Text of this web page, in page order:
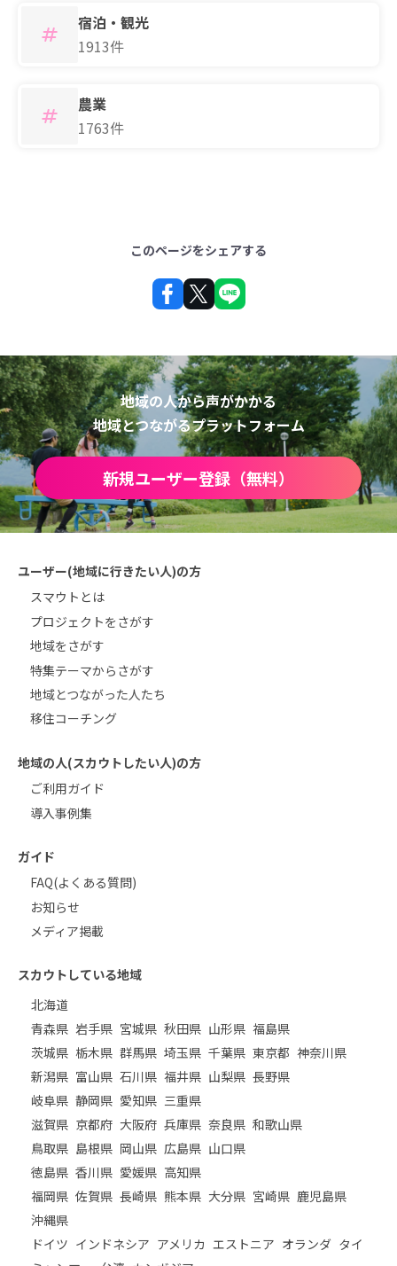
宿泊・観光
1913件
農業
1763件
このページをシェアする
地域の人から声がかかる
地域とつながるプラットフォーム
新規ユーザー登録（無料）
ユーザー(地域に行きたい人)の方
スマウトとは
プロジェクトをさがす
地域をさがす
特集テーマからさがす
地域とつながった人たち
移住コーチング
地域の人(スカウトしたい人)の方
ご利用ガイド
導入事例集
ガイド
FAQ(よくある質問)
お知らせ
メディア掲載
スカウトしている地域
北海道
青森県 岩手県 宮城県 秋田県 山形県 福島県
茨城県 栃木県 群馬県 埼玉県 千葉県 東京都 神奈川県
新潟県 富山県 石川県 福井県 山梨県 長野県
岐阜県 静岡県 愛知県 三重県
滋賀県 京都府 大阪府 兵庫県 奈良県 和歌山県
鳥取県 島根県 岡山県 広島県 山口県
徳島県 香川県 愛媛県 高知県
福岡県 佐賀県 長崎県 熊本県 大分県 宮崎県 鹿児島県
沖縄県
ドイツ インドネシア アメリカ エストニア オランダ タイ